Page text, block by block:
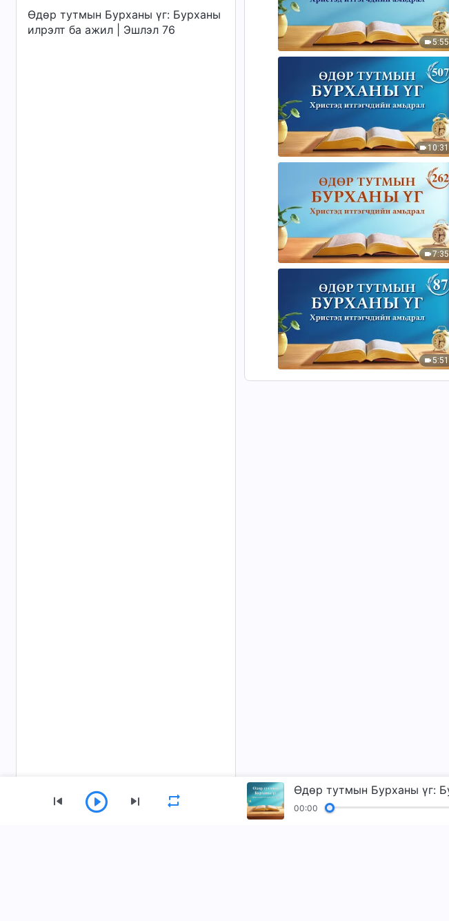
Өдөр тутмын Бурханы үг: Бурханы
илрэлт ба ажил | Эшлэл 76
5:55
10:31
7:35
5:51
00:00